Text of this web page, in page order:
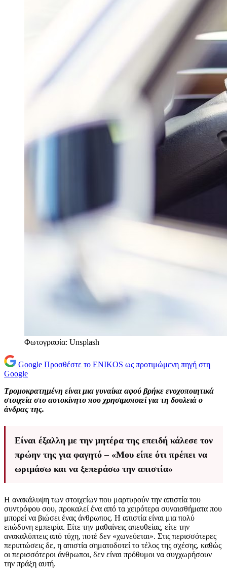
Φωτογραφία: Unsplash
Google Προσθέστε το ENIKOS ως προτιμώμενη πηγή στη
Google
Τρομοκρατημένη είναι μια γυναίκα αφού βρήκε ενοχοποιητικά
στοιχεία στο αυτοκίνητο που χρησιμοποιεί για τη δουλειά ο
άνδρας της.
Είναι έξαλλη με την μητέρα της επειδή κάλεσε τον
πρώην της για φαγητό – «Μου είπε ότι πρέπει να
ωριμάσω και να ξεπεράσω την απιστία»
Η ανακάλυψη των στοιχείων που μαρτυρούν την απιστία του
συντρόφου σου, προκαλεί ένα από τα χειρότερα συναισθήματα που
μπορεί να βιώσει ένας άνθρωπος. Η απιστία είναι μια πολύ
επώδυνη εμπειρία. Είτε την μαθαίνεις απευθείας, είτε την
ανακαλύπτεις από τύχη, ποτέ δεν «χωνεύεται». Στις περισσότερες
περιπτώσεις δε, η απιστία σηματοδοτεί το τέλος της σχέσης, καθώς
οι περισσότεροι άνθρωποι, δεν είναι πρόθυμοι να συγχωρήσουν
την πράξη αυτή.